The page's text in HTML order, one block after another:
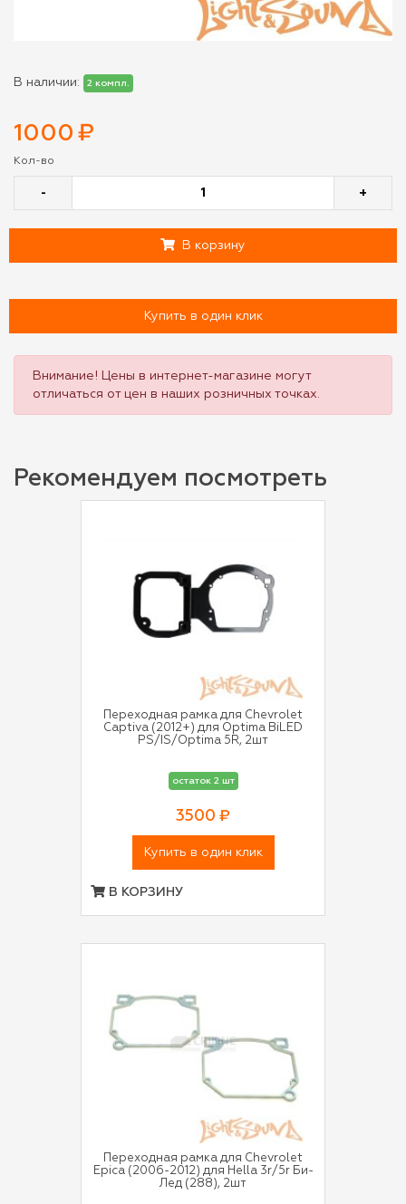
В наличии: 2 компл.
1000 ₽
Кол-во
- +
В корзину
Купить в один клик
Внимание! Цены в интернет-магазине могут
отличаться от цен в наших розничных точках.
Рекомендуем посмотреть
Переходная рамка для Chevrolet
Captiva (2012+) для Optima BiLED
PS/IS/Optima 5R, 2шт
остаток 2 шт
3500 ₽
Купить в один клик
В КОРЗИНУ
Переходная рамка для Chevrolet
Epica (2006-2012) для Hella 3r/5r Би-
Лед (288), 2шт